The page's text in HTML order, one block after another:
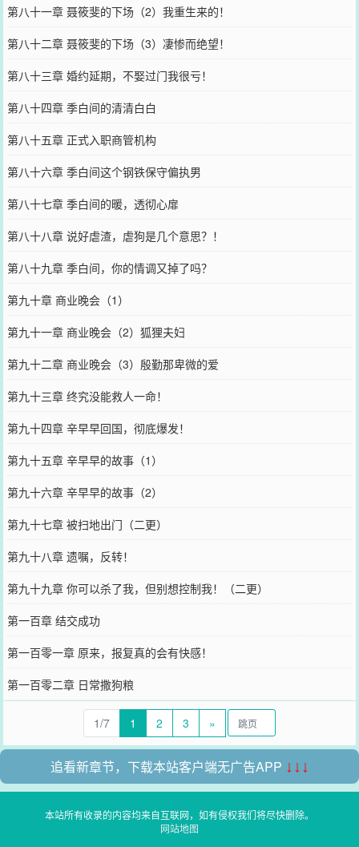
第八十一章 聂筱斐的下场（2）我重生来的！
第八十二章 聂筱斐的下场（3）凄惨而绝望！
第八十三章 婚约延期，不娶过门我很亏！
第八十四章 季白间的清清白白
第八十五章 正式入职商管机构
第八十六章 季白间这个钢铁保守偏执男
第八十七章 季白间的暖，透彻心扉
第八十八章 说好虐渣，虐狗是几个意思？！
第八十九章 季白间，你的情调又掉了吗？
第九十章 商业晚会（1）
第九十一章 商业晚会（2）狐狸夫妇
第九十二章 商业晚会（3）殷勤那卑微的爱
第九十三章 终究没能救人一命！
第九十四章 辛早早回国，彻底爆发！
第九十五章 辛早早的故事（1）
第九十六章 辛早早的故事（2）
第九十七章 被扫地出门（二更）
第九十八章 遗嘱，反转！
第九十九章 你可以杀了我，但别想控制我！（二更）
第一百章 结交成功
第一百零一章 原来，报复真的会有快感！
第一百零二章 日常撒狗粮
1/7 1 2 3 »
追看新章节，下载本站客户端无广告APP ↓↓↓
本站所有收录的内容均来自互联网，如有侵权我们将尽快删除。
网站地图